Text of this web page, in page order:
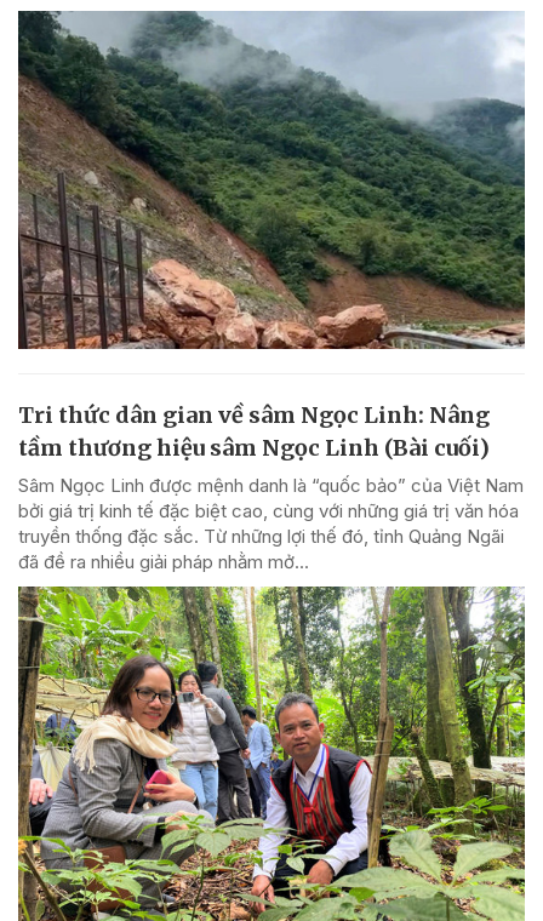
Tri thức dân gian về sâm Ngọc Linh: Nâng
tầm thương hiệu sâm Ngọc Linh (Bài cuối)
Sâm Ngọc Linh được mệnh danh là “quốc bảo” của Việt Nam
bởi giá trị kinh tế đặc biệt cao, cùng với những giá trị văn hóa
truyền thống đặc sắc. Từ những lợi thế đó, tỉnh Quảng Ngãi
đã đề ra nhiều giải pháp nhằm mở...